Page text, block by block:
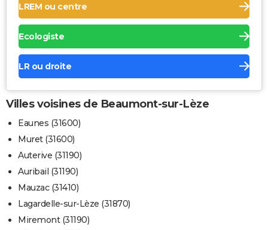
LREM ou centre
Ecologiste
LR ou droite
Villes voisines de Beaumont-sur-Lèze
Eaunes (31600)
Muret (31600)
Auterive (31190)
Auribail (31190)
Mauzac (31410)
Lagardelle-sur-Lèze (31870)
Miremont (31190)